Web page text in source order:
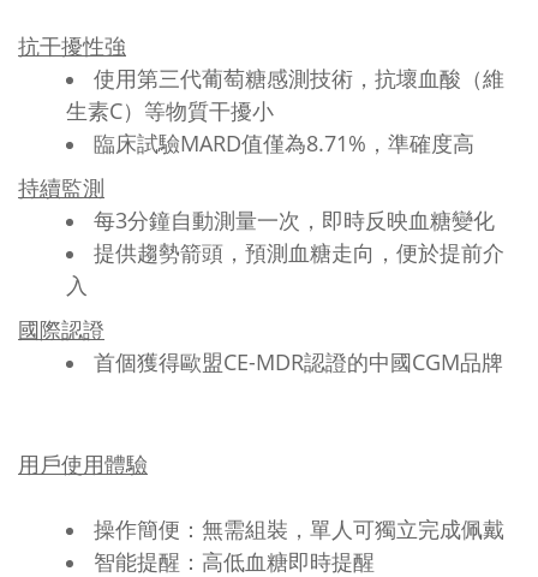
抗干擾性強
使用第三代葡萄糖感測技術，抗壞血酸（維
生素C）等物質干擾小
臨床試驗MARD值僅為8.71%，準確度高
持續監測
每3分鐘自動測量一次，即時反映血糖變化
提供趨勢箭頭，預測血糖走向，便於提前介
入
國際認證
首個獲得歐盟CE-MDR認證的中國CGM品牌
用戶使用體驗
操作簡便：無需組裝，單人可獨立完成佩戴
智能提醒：高低血糖即時提醒